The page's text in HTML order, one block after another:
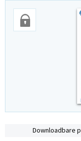
Downloadbare